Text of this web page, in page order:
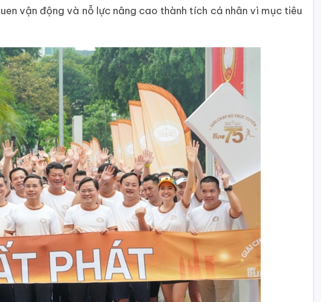
vận động và nỗ lực nâng cao thành tích cá nhân vì mục tiêu